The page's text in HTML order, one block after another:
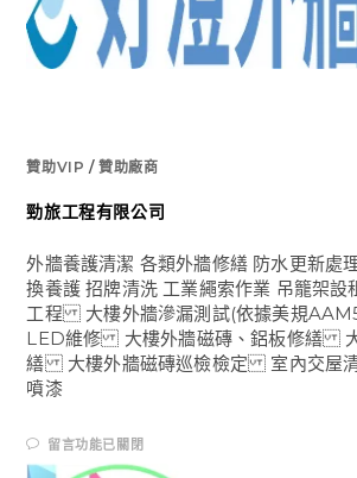
有
限
公
司〉
中
贊助VIP /贊助廠商
勁旅工程有限公司
外牆養護清潔 各類外牆修繕 防水更新處
換養護 招牌清洗 工業繩索作業 吊籠架設
工程 大樓外牆滲漏測試(依據美規
LED維修 大樓外牆磁磚、鋁板修繕
繕 大樓外牆磁磚巡檢檢定 室內交屋清
噴漆
在
留言功能已關閉